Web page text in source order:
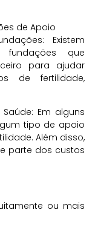
de Apoio
Existem
que
para ajudar
de fertilidade,
Em alguns
tipo de apoio
Além disso,
parte dos custos
ou mais